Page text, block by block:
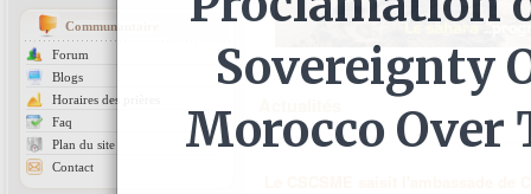
Communautaire
Forum
Blogs
Horaires des prières
Faq
Plan du site
Contact